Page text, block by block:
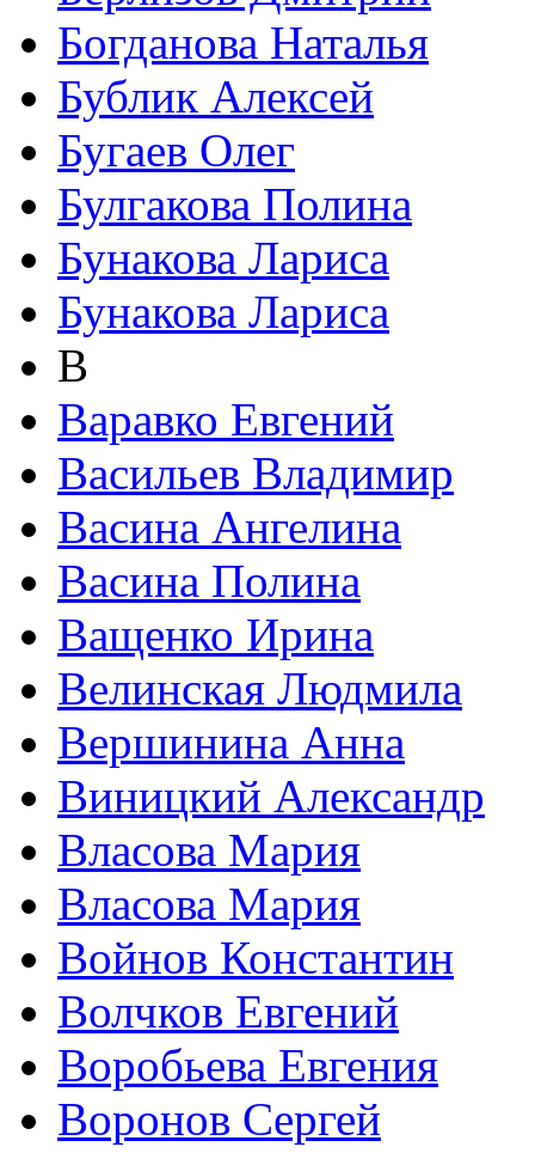
Богданова Наталья
Бублик Алексей
Бугаев Олег
Булгакова Полина
Бунакова Лариса
Бунакова Лариса
В
Варавко Евгений
Васильев Владимир
Васина Ангелина
Васина Полина
Ващенко Ирина
Велинская Людмила
Вершинина Анна
Виницкий Александр
Власова Мария
Власова Мария
Войнов Константин
Волчков Евгений
Воробьева Евгения
Воронов Сергей